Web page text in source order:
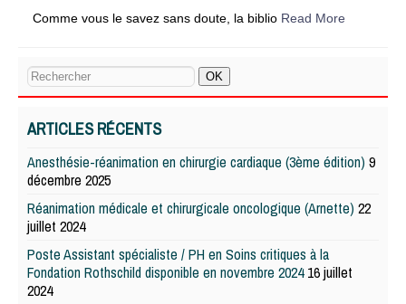
Comme vous le savez sans doute, la biblio Read More
ARTICLES RÉCENTS
Anesthésie-réanimation en chirurgie cardiaque (3ème édition) 9
décembre 2025
Réanimation médicale et chirurgicale oncologique (Arnette) 22
juillet 2024
Poste Assistant spécialiste / PH en Soins critiques à la
Fondation Rothschild disponible en novembre 2024 16 juillet
2024